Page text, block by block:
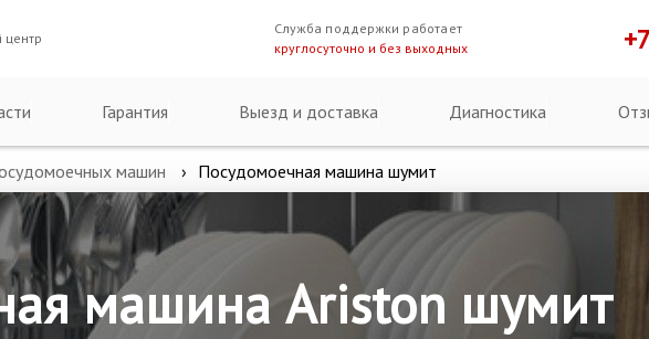
центр
Служба поддержки работает
круглосуточно и без выходных
Гарантия Выезд и доставка Диагностика
машин Посудомоечная машина шумит
машина Ariston шумит